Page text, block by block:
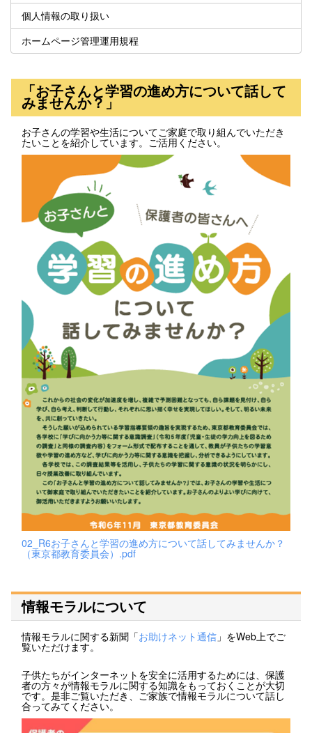
個人情報の取り扱い
ホームページ管理運用規程
「お子さんと学習の進め方について話して
みませんか？」
お子さんの学習や生活についてご家庭で取り組んでいただき
たいことを紹介しています。ご活用ください。
02_R6お子さんと学習の進め方について話してみませんか？
（東京都教育委員会）.pdf
情報モラルについて
情報モラルに関する新聞「お助けネット通信 」をWeb上でご
覧いただけます。
子供たちがインターネットを安全に活用するためには、保護
者の方々が情報モラルに関する知識をもっておくことが大切
です。是非ご覧いただき、ご家族で情報モラルについて話し
合ってみてください。